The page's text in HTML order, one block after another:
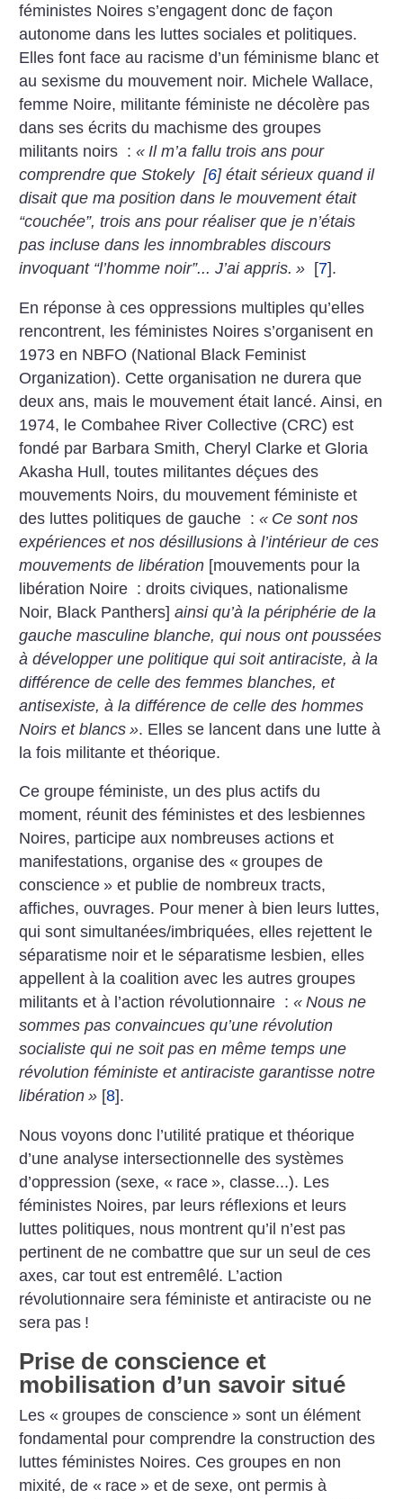
féministes Noires s’engagent donc de façon
autonome dans les luttes sociales et politiques.
Elles font face au racisme d’un féminisme blanc et
au sexisme du mouvement noir. Michele Wallace,
femme Noire, militante féministe ne décolère pas
dans ses écrits du machisme des groupes
militants noirs :« Il m’a fallu trois ans pour
comprendre que Stokely [6]était sérieux quand il
disait que ma position dans le mouvement était
“couchée”, trois ans pour réaliser que je n’étais
pas incluse dans les innombrables discours
invoquant “l’homme noir”... J’ai appris. » [7].
En réponse à ces oppressions multiples qu’elles
rencontrent, les féministes Noires s’organisent en
1973 en NBFO (National Black Feminist
Organization). Cette organisation ne durera que
deux ans, mais le mouvement était lancé. Ainsi, en
1974, le Combahee River Collective (CRC) est
fondé par Barbara Smith, Cheryl Clarke et Gloria
Akasha Hull, toutes militantes déçues des
mouvements Noirs, du mouvement féministe et
des luttes politiques de gauche :« Ce sont nos
expériences et nos désillusions à l’intérieur de ces
mouvements de libération [mouvements pour la
libération Noire : droits civiques, nationalisme
Noir, Black Panthers]ainsi qu’à la périphérie de la
gauche masculine blanche, qui nous ont poussées
à développer une politique qui soit antiraciste, à la
différence de celle des femmes blanches, et
antisexiste, à la différence de celle des hommes
Noirs et blancs ». Elles se lancent dans une lutte à
la fois militante et théorique.
Ce groupe féministe, un des plus actifs du
moment, réunit des féministes et des lesbiennes
Noires, participe aux nombreuses actions et
manifestations, organise des « groupes de
conscience » et publie de nombreux tracts,
affiches, ouvrages. Pour mener à bien leurs luttes,
qui sont simultanées/imbriquées, elles rejettent le
séparatisme noir et le séparatisme lesbien, elles
appellent à la coalition avec les autres groupes
militants et à l’action révolutionnaire :« Nous ne
sommes pas convaincues qu’une révolution
socialiste qui ne soit pas en même temps une
révolution féministe et antiraciste garantisse notre
libération » [8].
Nous voyons donc l’utilité pratique et théorique
d’une analyse intersectionnelle des systèmes
d’oppression (sexe, « race », classe...). Les
féministes Noires, par leurs réflexions et leurs
luttes politiques, nous montrent qu’il n’est pas
pertinent de ne combattre que sur un seul de ces
axes, car tout est entremêlé. L’action
révolutionnaire sera féministe et antiraciste ou ne
sera pas !
Prise de conscience et
mobilisation d’un savoir situé
Les « groupes de conscience » sont un élément
fondamental pour comprendre la construction des
luttes féministes Noires. Ces groupes en non
mixité, de « race » et de sexe, ont permis à